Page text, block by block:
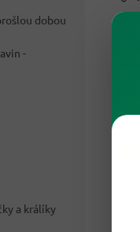
dobou
-
a králíky
Tento